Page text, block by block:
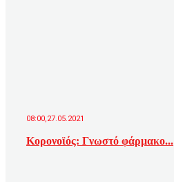
08:00,27.05.2021
Κορονοϊός: Γνωστό φάρμακο...